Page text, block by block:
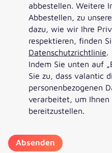
abbestellen. Weitere
Abbestellen, zu
dazu, wie wir Ihre
respektieren, finden
Datenschutzrichtlinie.
Indem Sie unten auf
Sie zu, dass valantic
personenbezogenen
verarbeitet, um
bereitzustellen.